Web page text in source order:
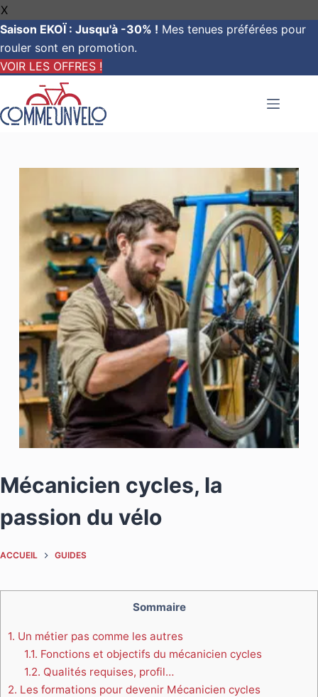
X
Saison EKOÏ : Jusqu'à -30% ! Mes tenues préférées pour
rouler sont en promotion.
VOIR LES OFFRES !
contenu
Mécanicien cycles, la
passion du vélo
ACCUEIL GUIDES
Sommaire
1. Un métier pas comme les autres
1.1. Fonctions et objectifs du mécanicien cycles
1.2. Qualités requises, profil…
2. Les formations pour devenir Mécanicien cycles